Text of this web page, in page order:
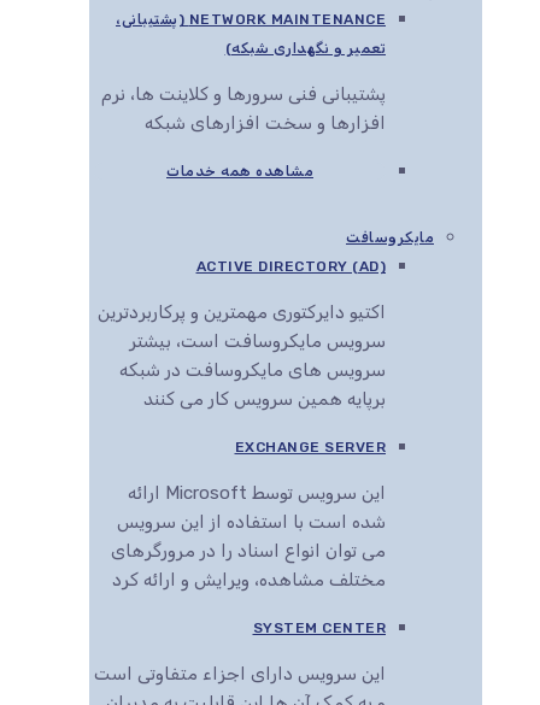
NETWORK MAINTENANCE (پشتیبانی،
تعمیر و نگهداری شبکه)
پشتیبانی فنی سرورها و کلاینت ها، نرم
افزارها و سخت افزارهای شبکه
مشاهده همه خدمات
مایکروسافت
ACTIVE DIRECTORY (AD)
اکتیو دایرکتوری مهمترین و پرکاربردترین
سرویس مایکروسافت است، بیشتر
سرویس های مایکروسافت در شبکه
برپایه همین سرویس کار می کنند
EXCHANGE SERVER
این سرویس توسط Microsoft ارائه
شده است با استفاده از این سرویس
می توان انواع اسناد را در مرورگرهای
مختلف مشاهده، ویرایش و ارائه کرد
SYSTEM CENTER
این سرویس دارای اجزاء متفاوتی است